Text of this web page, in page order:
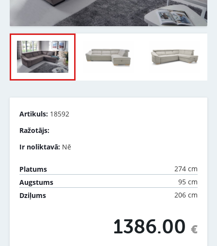
Artikuls: 18592
Ražotājs:
Ir noliktavā: Nē
Platums
274 cm
Augstums
95 cm
Dziļums
206 cm
1386.00 €